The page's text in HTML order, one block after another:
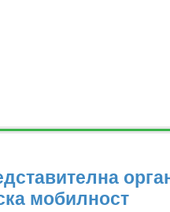
мобилност